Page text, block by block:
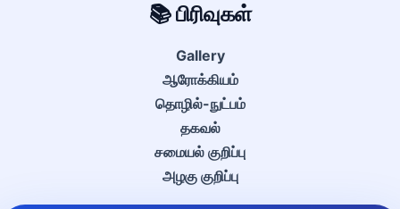
📚 பிரிவுகள்
Gallery
ஆரோக்கியம்
தொழில்-நுட்பம்
தகவல்
சமையல் குறிப்பு
அழகு குறிப்பு